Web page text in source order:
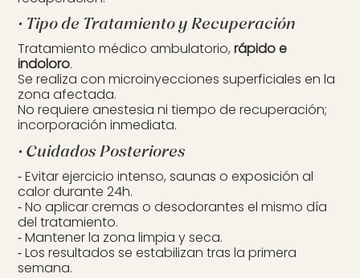
• Tipo de Tratamiento y Recuperación
Tratamiento médico ambulatorio,rápido e
indoloro.
Se realiza con microinyecciones superficiales en la
zona afectada.
No requiere anestesia ni tiempo de recuperación;
incorporación inmediata.
• Cuidados Posteriores
⁃ Evitar ejercicio intenso, saunas o exposición al
calor durante 24h.
⁃ No aplicar cremas o desodorantes el mismo día
del tratamiento.
⁃ Mantener la zona limpia y seca.
⁃ Los resultados se estabilizan tras la primera
semana.